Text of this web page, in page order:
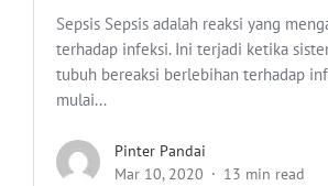
Sepsis Sepsis adalah reaksi yang
terhadap infeksi. Ini terjadi ketika
tubuh bereaksi berlebihan terhadap
mulai...
Pinter Pandai
Mar 10, 2020
13 min read